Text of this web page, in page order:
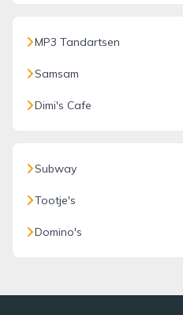
MP3 Tandartsen
Samsam
Dimi's Cafe
Subway
Tootje's
Domino's